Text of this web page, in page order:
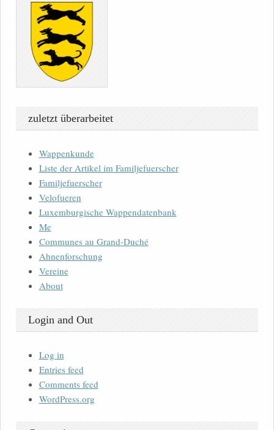
zuletzt überarbeitet
Wappenkunde
Liste der Artikel im Familjefuerscher
Familjefuerscher
Velofueren
Luxemburgische Wappendatenbank
Me
Communes au Grand-Duché
Ahnenforschung
Vereine
About
Login and Out
Log in
Entries feed
Comments feed
WordPress.org